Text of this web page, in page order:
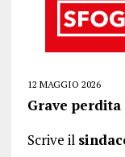
12 MAGGIO 2026
Grave
Scrive il